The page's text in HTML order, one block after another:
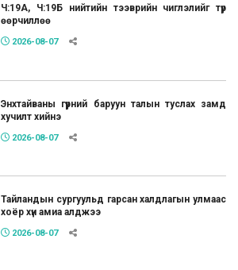
Ч:19А, Ч:19Б нийтийн тээврийн чиглэлийг түр
өөрчиллөө
2026-08-07
Энхтайваны гүүрний баруун талын туслах замд
хучилт хийнэ
2026-08-07
Тайландын сургуульд гарсан халдлагын улмаас
хоёр хүн амиа алджээ
2026-08-07